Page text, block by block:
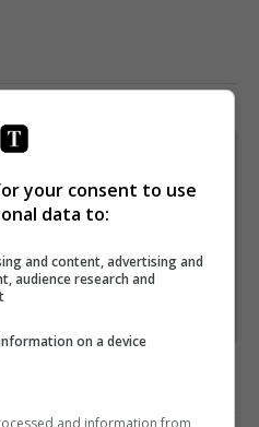
!
від нас листи
* Підписатись→
your consent to use
data to:
and content, advertising and
audience research and
on a device
and information from